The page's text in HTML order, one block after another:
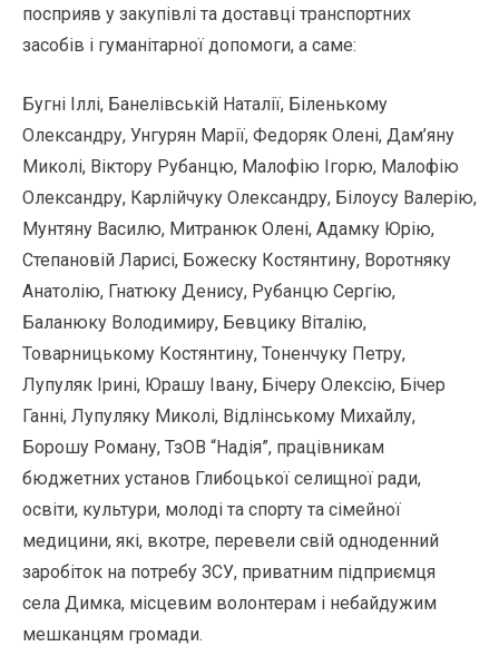
посприяв у закупівлі та доставці транспортних
засобів і гуманітарної допомоги, а саме:
Бугні Іллі, Банелівській Наталії, Біленькому
Олександру, Унгурян Марії, Федоряк Олені, Дам’яну
Миколі, Віктору Рубанцю, Малофію Ігорю, Малофію
Олександру, Карлійчуку Олександру, Білоусу Валерію,
Мунтяну Василю, Митранюк Олені, Адамку Юрію,
Степановій Ларисі, Божеску Костянтину, Воротняку
Анатолію, Гнатюку Денису, Рубанцю Сергію,
Баланюку Володимиру, Бевцику Віталію,
Товарницькому Костянтину, Тоненчуку Петру,
Лупуляк Ірині, Юрашу Івану, Бічеру Олексію, Бічер
Ганні, Лупуляку Миколі, Відлінському Михайлу,
Борошу Роману, ТзОВ “Надія”, працівникам
бюджетних установ Глибоцької селищної ради,
освіти, культури, молоді та спорту та сімейної
медицини, які, вкотре, перевели свій одноденний
заробіток на потребу ЗСУ, приватним підприємця
села Димка, місцевим волонтерам і небайдужим
мешканцям громади.